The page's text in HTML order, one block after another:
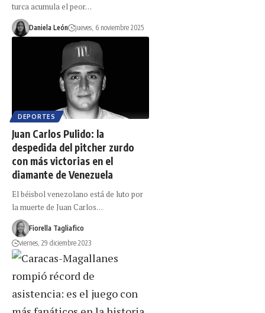
turca acumula el peor…
Daniela León jueves, 6 noviembre 2025
DEPORTES
Juan Carlos Pulido: la
despedida del pitcher zurdo
con más victorias en el
diamante de Venezuela
El béisbol venezolano está de luto por
la muerte de Juan Carlos…
Fiorella Tagliafico
viernes, 29 diciembre 2023